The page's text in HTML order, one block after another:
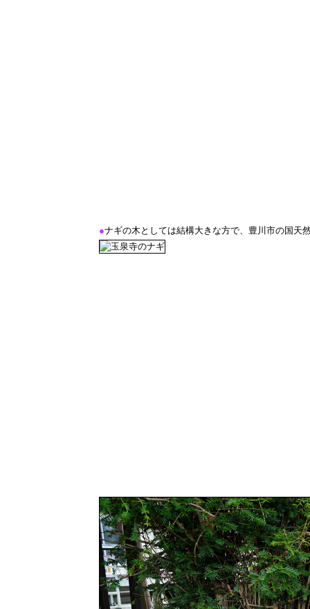
●ナギの木としては結構大きな方で、豊川市の国天